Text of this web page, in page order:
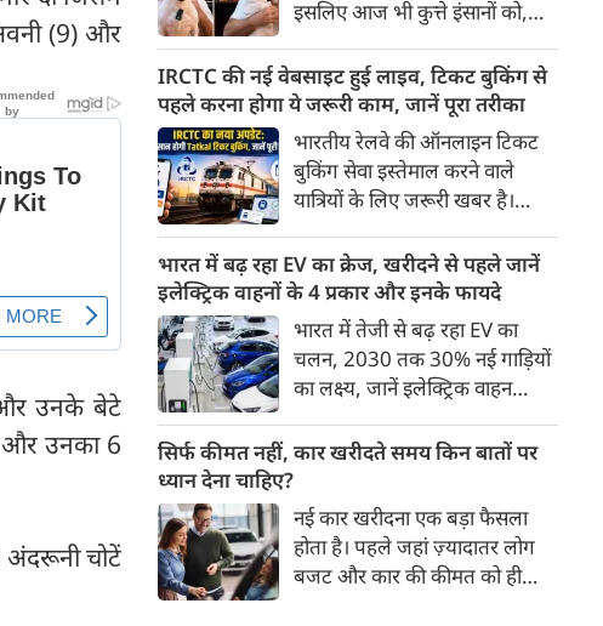
(9) और
और उनके बेटे
और उनका 6
अंदरूनी चोटें
पहुंच रहा है।
इसलिए आज भी कुत्ते इंसानों को,
भू-राजनीति से लेकर कृत्रिम
बुद्धिमत्ता, जलवायु परिवर्तन से लेकर
क्रिकेट तक हर विषय पर बहस कर
सकते हैं, तो उस जीव पर भी एक
गंभीर चर्चा बनती है जिसने किसी भी
सभ्यता से पहले इंसान का साथ चुना
था। दुर्भाग्य यह है कि आज कुत्तों के
बारे में हमारी राय पशु-चिकित्सकों,
व्यवहार वैज्ञानिकों या विशेषज्ञों से
कम... और व्हाट्सऐप यूनिवर्सिटी से
ज़्यादा बनती है।
IRCTC की नई वेबसाइट हुई लाइव, टिकट बुकिंग से
पहले करना होगा ये जरूरी काम, जानें पूरा तरीका
भारतीय रेलवे की ऑनलाइन टिकट
बुकिंग सेवा इस्तेमाल करने वाले
यात्रियों के लिए जरूरी खबर है।
वेबसाइट का बीटा वर्जन लॉन्च कर
दिया है। करीब 24 साल पुराने
इंटरफेस के बाद वेबसाइट को नए
डिजाइन और कई नए फीचर्स के साथ
अपडेट किया गया है।
भारत में बढ़ रहा EV का क्रेज, खरीदने से पहले जानें
इलेक्ट्रिक वाहनों के 4 प्रकार और इनके फायदे
भारत में तेजी से बढ़ रहा EV का
चलन, 2030 तक 30% नई गाड़ियों
का लक्ष्य, जानें इलेक्ट्रिक वाहन
200 अरब रुपए का मौका
सिर्फ कीमत नहीं, कार खरीदते समय किन बातों पर
ध्यान देना चाहिए?
नई कार खरीदना एक बड़ा फैसला
होता है। पहले जहां ज़्यादातर लोग
बजट और कार की कीमत को ही